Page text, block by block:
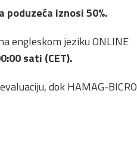
iznosi 50%.
engleskom jeziku ONLINE
sati (CET).
dok HAMAG-BICRO